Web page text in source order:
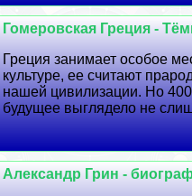
Гомеровская Греция -
Греция занимает особое
культуре, ее считают
нашей цивилизации. Но
будущее выглядело не
Александр Грин -